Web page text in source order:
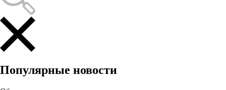
Популярные новости